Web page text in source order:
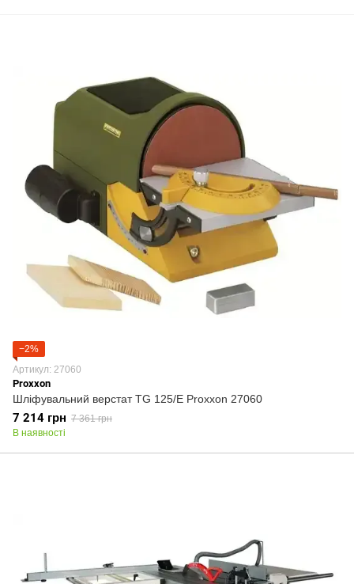
−2%
Артикул: 27060
Proxxon
Шліфувальний верстат TG 125/E Proxxon 27060
7 214 грн 7 361 грн
В наявності